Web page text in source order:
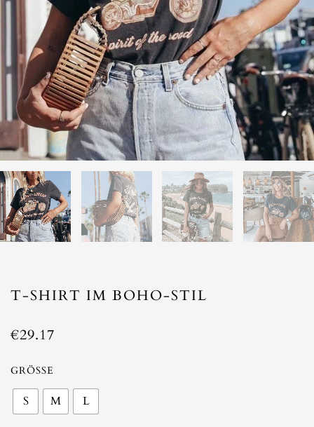
T-SHIRT IM BOHO-STIL
€29.17
GRÖSSE
S M L
T-
Boho-